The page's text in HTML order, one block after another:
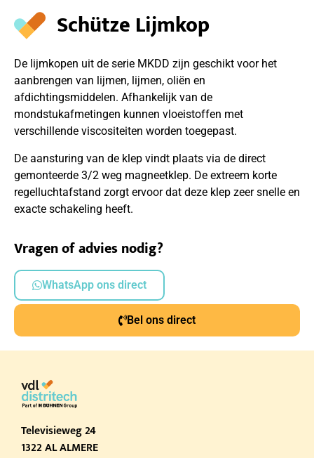
Schütze Lijmkop
De lijmkopen uit de serie MKDD zijn geschikt voor het
aanbrengen van lijmen, lijmen, oliën en
afdichtingsmiddelen. Afhankelijk van de
mondstukafmetingen kunnen vloeistoffen met
verschillende viscositeiten worden toegepast.
De aansturing van de klep vindt plaats via de direct
gemonteerde 3/2 weg magneetklep. De extreem korte
regelluchtafstand zorgt ervoor dat deze klep zeer snelle en
exacte schakeling heeft.
Vragen of advies nodig?
WhatsApp ons direct
Bel ons direct
Televisieweg 24
1322 AL ALMERE